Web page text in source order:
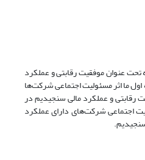
عنوان موفقیت رقابتی و عملکرد
ما اثر مسئولیت اجتماعی شرکت‌ها
رقابتی و عملکرد مالی سنجیدیم در
اجتماعی شرکت‌های دارای عملکرد